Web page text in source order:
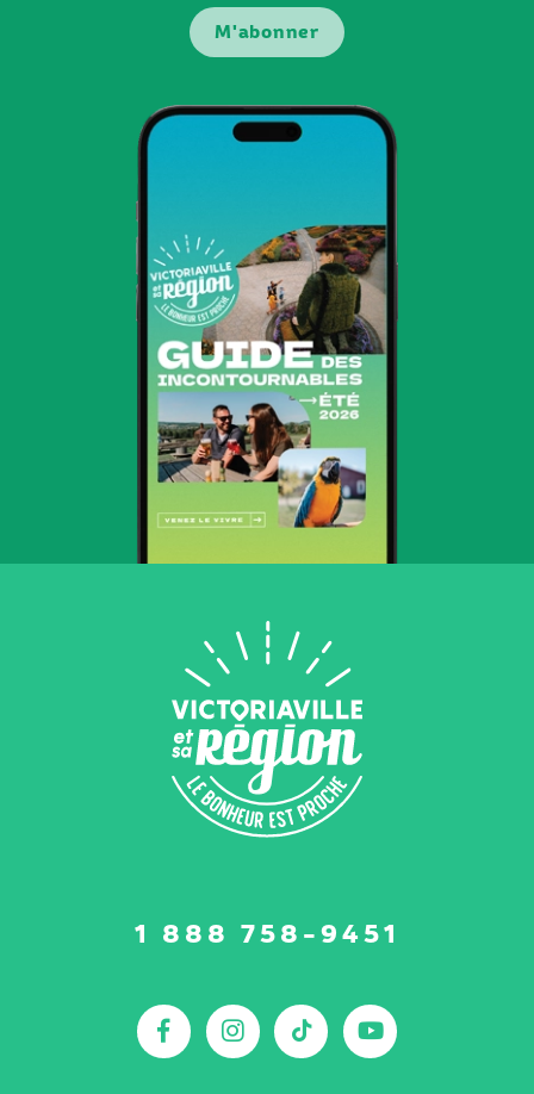
1 888 758-9451
Facebook
Instagram
TikTok